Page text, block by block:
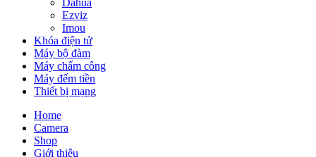
Dahua
Ezviz
Imou
Khóa điện tử
Máy bộ đàm
Máy chấm công
Máy đếm tiền
Thiết bị mạng
Home
Camera
Shop
Giới thiệu